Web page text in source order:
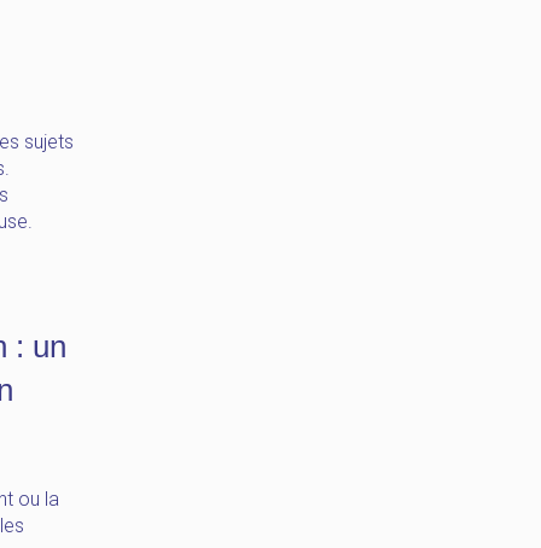
sujets
: un
ou la